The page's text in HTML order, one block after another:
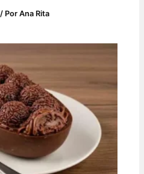
/ PorAna Rita